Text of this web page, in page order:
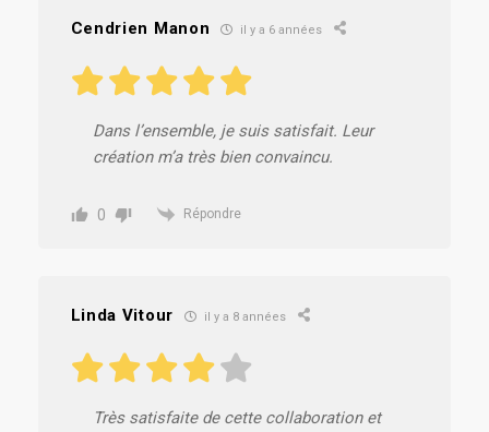
Cendrien Manon il y a 6 années
Dans l’ensemble, je suis satisfait. Leur
création m’a très bien convaincu.
0 Répondre
Linda Vitour il y a 8 années
Très satisfaite de cette collaboration et